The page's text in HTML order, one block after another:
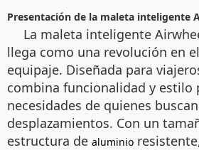
Presentación de la maleta inteligente
La maleta inteligente
llega como una revolución en
equipaje. Diseñada para
combina funcionalidad y estilo
necesidades de quienes
desplazamientos. Con un
estructura de aluminio